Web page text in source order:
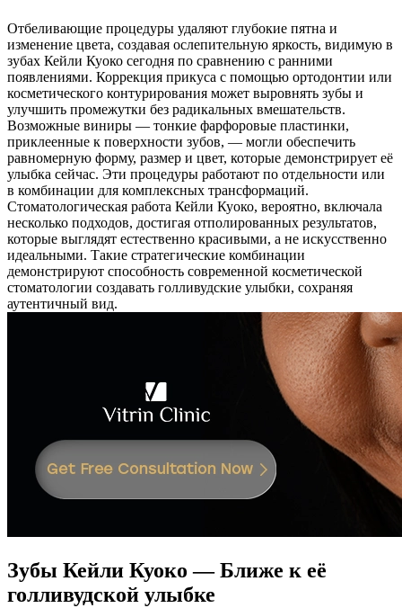
Отбеливающие процедуры удаляют глубокие пятна и
изменение цвета, создавая ослепительную яркость, видимую в
зубах Кейли Куоко сегодня по сравнению с ранними
появлениями. Коррекция прикуса с помощью ортодонтии или
косметического контурирования может выровнять зубы и
улучшить промежутки без радикальных вмешательств.
Возможные виниры — тонкие фарфоровые пластинки,
приклеенные к поверхности зубов, — могли обеспечить
равномерную форму, размер и цвет, которые демонстрирует её
улыбка сейчас. Эти процедуры работают по отдельности или
в комбинации для комплексных трансформаций.
Стоматологическая работа Кейли Куоко, вероятно, включала
несколько подходов, достигая отполированных результатов,
которые выглядят естественно красивыми, а не искусственно
идеальными. Такие стратегические комбинации
демонстрируют способность современной косметической
стоматологии создавать голливудские улыбки, сохраняя
аутентичный вид.
Зубы Кейли Куоко — Ближе к её
голливудской улыбке